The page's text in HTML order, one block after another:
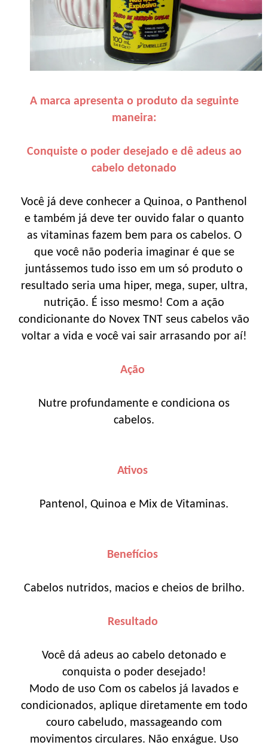
A marca apresenta o produto da seguinte
maneira:
Conquiste o poder desejado e dê adeus ao
cabelo detonado
Você já deve conhecer a Quinoa, o Panthenol
e também já deve ter ouvido falar o quanto
as vitaminas fazem bem para os cabelos. O
que você não poderia imaginar é que se
juntássemos tudo isso em um só produto o
resultado seria uma hiper, mega, super, ultra,
nutrição. É isso mesmo! Com a ação
condicionante do Novex TNT seus cabelos vão
voltar a vida e você vai sair arrasando por aí!
Ação
Nutre profundamente e condiciona os
cabelos.
Ativos
Pantenol, Quinoa e Mix de Vitaminas.
Benefícios
Cabelos nutridos, macios e cheios de brilho.
Resultado
Você dá adeus ao cabelo detonado e
conquista o poder desejado!
Modo de uso Com os cabelos já lavados e
condicionados, aplique diretamente em todo
couro cabeludo, massageando com
movimentos circulares. Não enxágue. Uso